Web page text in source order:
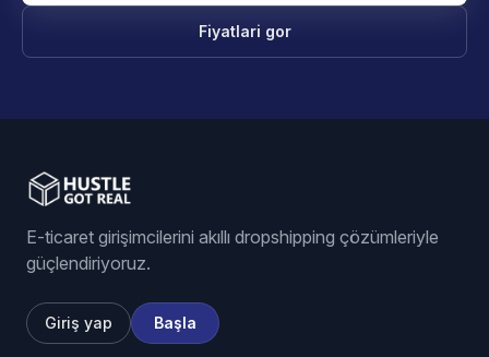
Fiyatlari gor
E-ticaret girişimcilerini akıllı dropshipping çözümleriyle
güçlendiriyoruz.
Giriş yap Başla